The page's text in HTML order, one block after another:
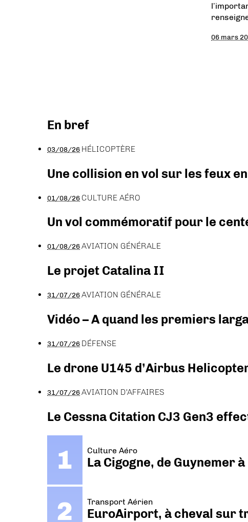
06 mars
En bref
03/08/26 HÉLICOPTÈRE
Une collision en vol sur les feux
01/08/26 CULTURE AÉRO
Un vol commémoratif pour le
01/08/26AVIATION GÉNÉRALE
Le projet Catalina II
31/07/26AVIATION GÉNÉRALE
Vidéo – A quand les premiers
31/07/26 DÉFENSE
Le drone U145 d’Airbus
31/07/26AVIATION D'AFFAIRES
Le Cessna Citation CJ3 Gen3
Culture Aéro
La Cigogne, de Guynemer
Transport Aérien
EuroAirport, à cheval sur